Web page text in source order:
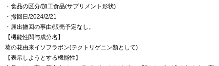
・食品の区分/加工食品(サプリメント形状)
・撤回日/2024/2/21
・届出撤回の事由/販売予定なし。
【機能性関与成分名】
葛の花由来イソフラボン(テクトリゲニン類として)
【表示しようとする機能性】